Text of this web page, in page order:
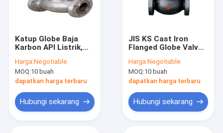
Katup Globe Baja
Karbon API Listrik,
Bergelang
150/300/600LB
Harga:Negotiable
MOQ:10 buah
dapatkan harga terbaru
Hubungi sekarang
JIS KS Cast Iron
Flanged Globe Valve
Menengah
Harga:Negotiable
MOQ:10 buah
dapatkan harga terbaru
Hubungi sekarang